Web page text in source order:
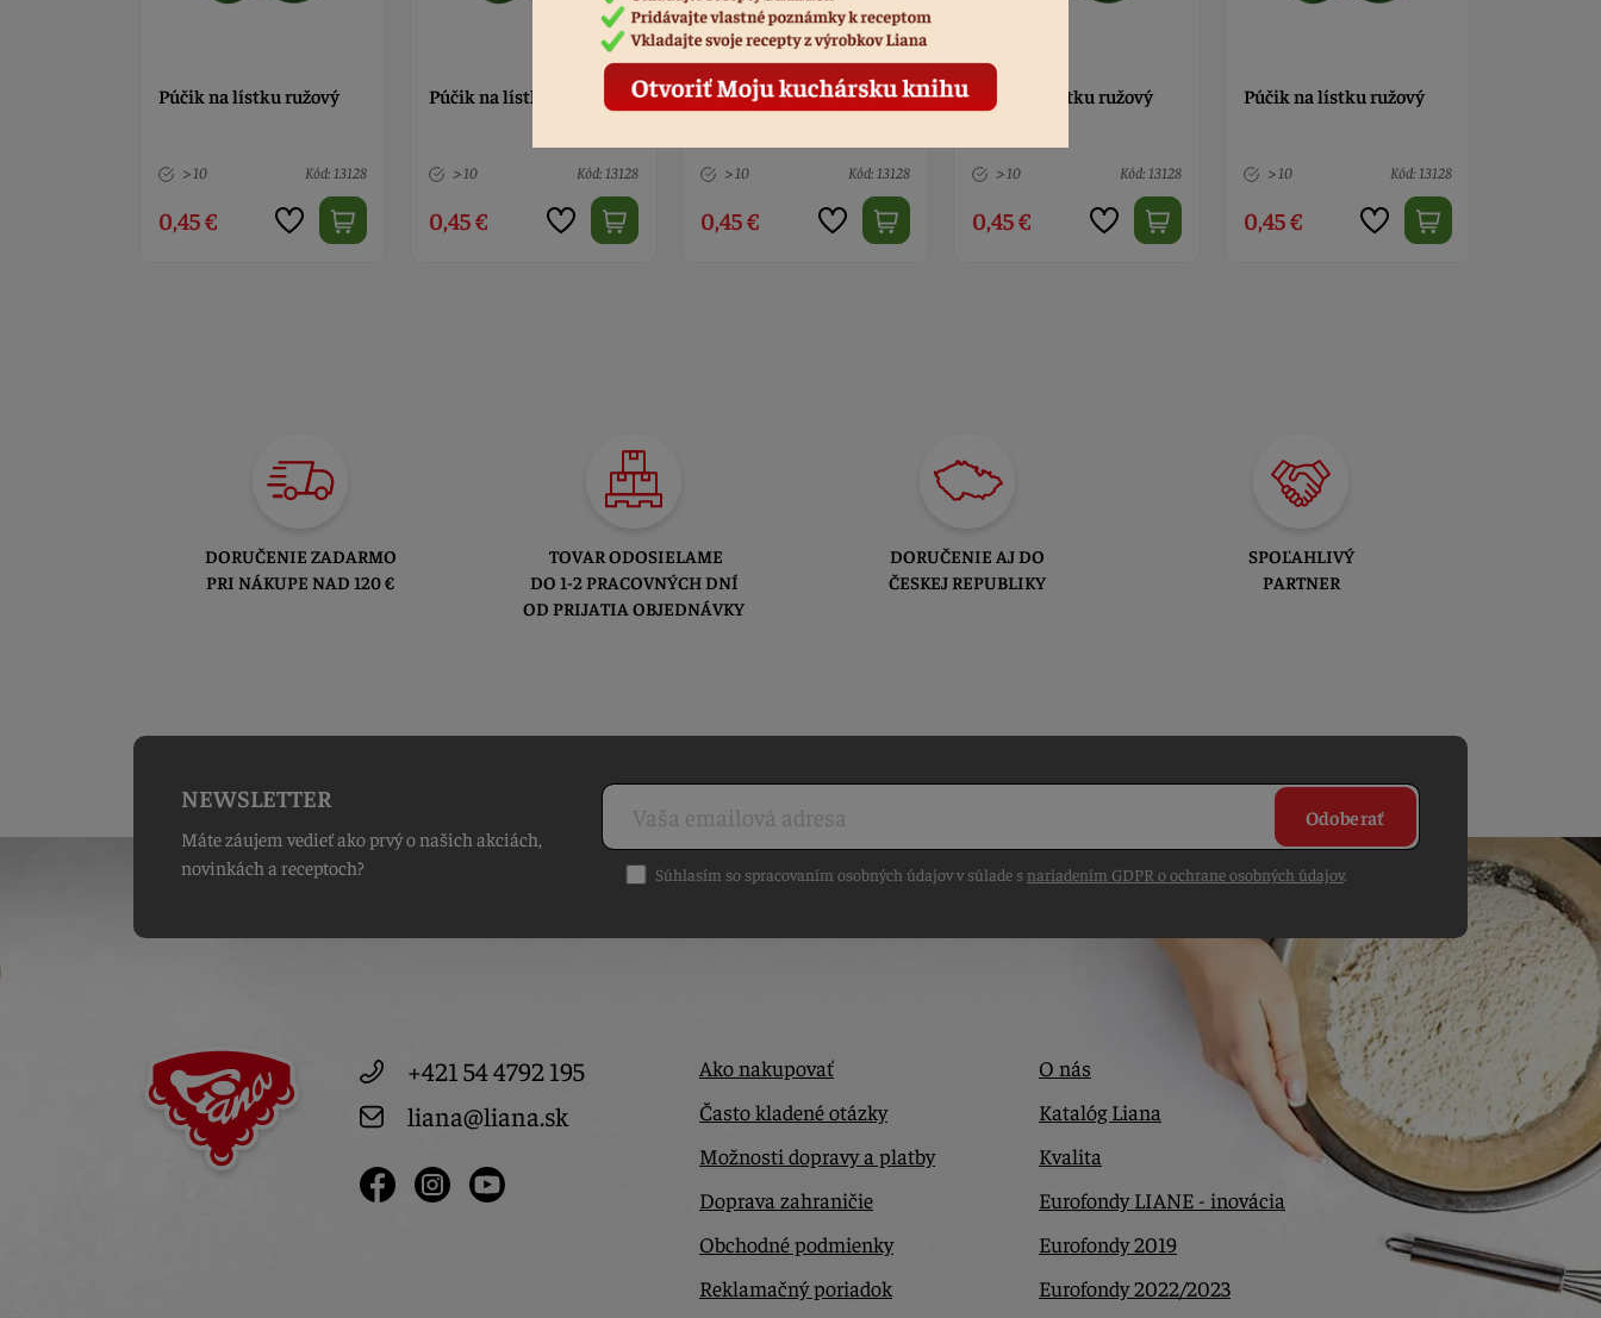
Púčik na lístku ružový
> 10 Kód: 13128
0,45 €
Púčik na lístku ružový
> 10 Kód: 13128
0,45 €
Púčik na lístku ružový
> 10 Kód: 13128
0,45 €
Púčik na lístku ružový
> 10 Kód: 13128
0,45 €
Púčik na lístku ružový
> 10 Kód: 13128
0,45 €
DORUČENIE ZADARMO
PRI NÁKUPE NAD 120 €
TOVAR ODOSIELAME
DO 1-2 PRACOVNÝCH DNÍ
OD PRIJATIA OBJEDNÁVKY
DORUČENIE AJ DO
ČESKEJ REPUBLIKY
SPOĽAHLIVÝ
PARTNER
NEWSLETTER
Máte záujem vedieť ako prvý o našich akciách,
novinkách a receptoch?
Odoberať
Súhlasím so spracovaním osobných údajov v súlade snariadením GDPR o ochrane osobných údajov.
+421 54 4792 195
liana@liana.sk
Ako nakupovať
Často kladené otázky
Možnosti dopravy a platby
Doprava zahraničie
Obchodné podmienky
Reklamačný poriadok
O nás
Katalóg Liana
Kvalita
Eurofondy LIANE - inovácia
Eurofondy 2019
Eurofondy 2022/2023